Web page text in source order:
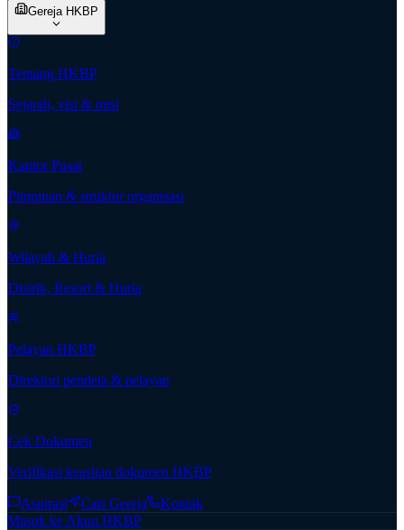
Gereja HKBP
Tentang HKBP
Sejarah, visi & misi
Kantor Pusat
Pimpinan & struktur organisasi
Wilayah & Huria
Distrik, Resort & Huria
Pelayan HKBP
Direktori pendeta & pelayan
Cek Dokumen
Verifikasi keaslian dokumen HKBP
Aspirasi Cari Gereja
Kontak
Masuk ke Akun HKBP